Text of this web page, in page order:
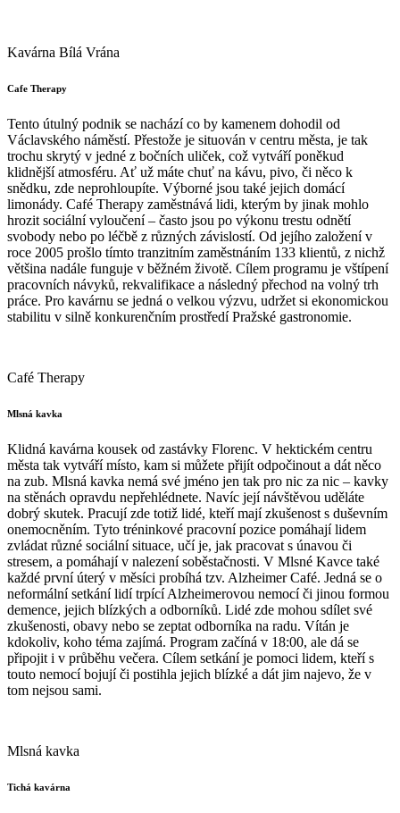
Kavárna Bílá Vrána
Cafe Therapy
Tento útulný podnik se nachází co by kamenem dohodil od
Václavského náměstí. Přestože je situován v centru města, je tak
trochu skrytý v jedné z bočních uliček, což vytváří poněkud
klidnější atmosféru. Ať už máte chuť na kávu, pivo, či něco k
snědku, zde neprohloupíte. Výborné jsou také jejich domácí
limonády. Café Therapy zaměstnává lidi, kterým by jinak mohlo
hrozit sociální vyloučení – často jsou po výkonu trestu odnětí
svobody nebo po léčbě z různých závislostí. Od jejího založení v
roce 2005 prošlo tímto tranzitním zaměstnáním 133 klientů, z nichž
většina nadále funguje v běžném životě. Cílem programu je vštípení
pracovních návyků, rekvalifikace a následný přechod na volný trh
práce. Pro kavárnu se jedná o velkou výzvu, udržet si ekonomickou
stabilitu v silně konkurenčním prostředí Pražské gastronomie.
Café Therapy
Mlsná kavka
Klidná kavárna kousek od zastávky Florenc. V hektickém centru
města tak vytváří místo, kam si můžete přijít odpočinout a dát něco
na zub. Mlsná kavka nemá své jméno jen tak pro nic za nic – kavky
na stěnách opravdu nepřehlédnete. Navíc její návštěvou uděláte
dobrý skutek. Pracují zde totiž lidé, kteří mají zkušenost s duševním
onemocněním. Tyto tréninkové pracovní pozice pomáhají lidem
zvládat různé sociální situace, učí je, jak pracovat s únavou či
stresem, a pomáhají v nalezení soběstačnosti. V Mlsné Kavce také
každé první úterý v měsíci probíhá tzv. Alzheimer Café. Jedná se o
neformální setkání lidí trpící Alzheimerovou nemocí či jinou formou
demence, jejich blízkých a odborníků. Lidé zde mohou sdílet své
zkušenosti, obavy nebo se zeptat odborníka na radu. Vítán je
kdokoliv, koho téma zajímá. Program začíná v 18:00, ale dá se
připojit i v průběhu večera. Cílem setkání je pomoci lidem, kteří s
touto nemocí bojují či postihla jejich blízké a dát jim najevo, že v
tom nejsou sami.
Mlsná kavka
Tichá kavárna